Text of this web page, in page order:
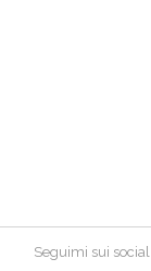
Seguimi sui social